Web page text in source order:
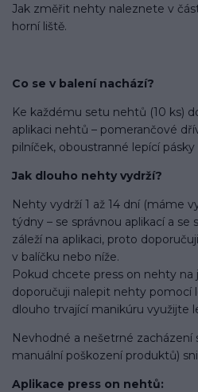
Jak změřit nehty naleznete v
horní liště.
Co se v balení nachází?
Ke každému setu nehtů (10 ks)
aplikaci nehtů – pomerančové
pilníček, oboustranné lepící
Jak dlouho nehty vydrží?
Nehty vydrží 1 až 14 dní (máme
týdny – se správnou aplikací a se
záleží na aplikaci, proto
v balíčku nebo níže.
Pokud chcete press on nehty
doporučuji nalepit nehty pomocí
dlouho trvající manikúru využijte
Nevhodné a nešetrné zacházení
manuální poškození produktů)
Aplikace press on nehtů: